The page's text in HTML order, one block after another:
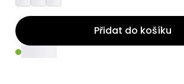
Přidat do košíku